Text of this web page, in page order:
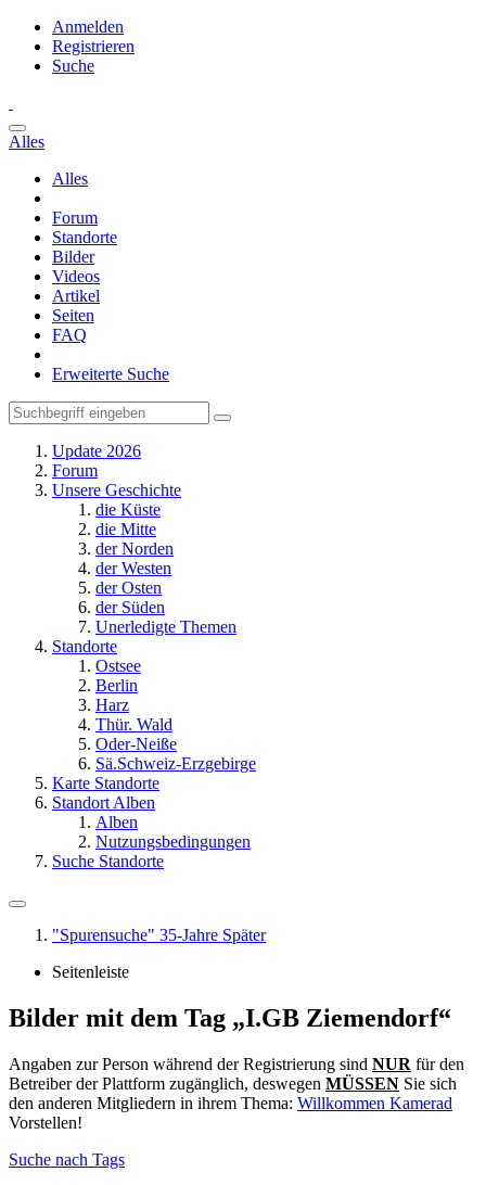
Anmelden
Registrieren
Suche
Alles
Alles
Forum
Standorte
Bilder
Videos
Artikel
Seiten
FAQ
Erweiterte Suche
Update 2026
Forum
Unsere Geschichte
die Küste
die Mitte
der Norden
der Westen
der Osten
der Süden
Unerledigte Themen
Standorte
Ostsee
Berlin
Harz
Thür. Wald
Oder-Neiße
Sä.Schweiz-Erzgebirge
Karte Standorte
Standort Alben
Alben
Nutzungsbedingungen
Suche Standorte
"Spurensuche" 35-Jahre Später
Seitenleiste
Bilder mit dem Tag „I.GB Ziemendorf“
Angaben zur Person während der Registrierung sind NUR für den
Betreiber der Plattform zugänglich, deswegen MÜSSEN Sie sich
den anderen Mitgliedern in ihrem Thema: Willkommen Kamerad
Vorstellen!
Suche nach Tags